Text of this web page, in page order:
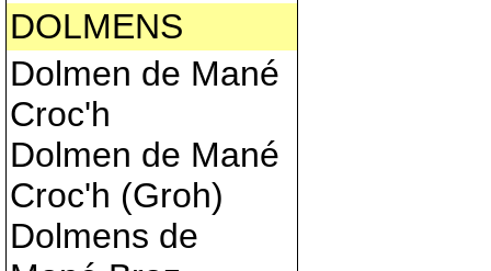
DOLMENS
Dolmen de Mané
Croc'h
Dolmen de Mané
Croc'h (Groh)
Dolmens de